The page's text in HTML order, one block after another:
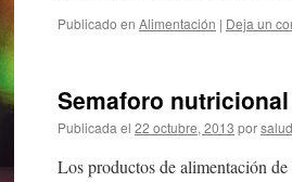
Publicado en Alimentación | Deja un
Semaforo
Publicada el 22 octubre, 2013 porsalud
Los productos de alimentación